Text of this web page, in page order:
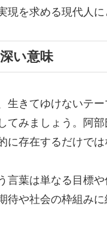
現を求める現代人
い意味
生きてゆけないテ
てみましょう。阿
に存在するだけでは
言葉は単なる目標
待や社会の枠組み